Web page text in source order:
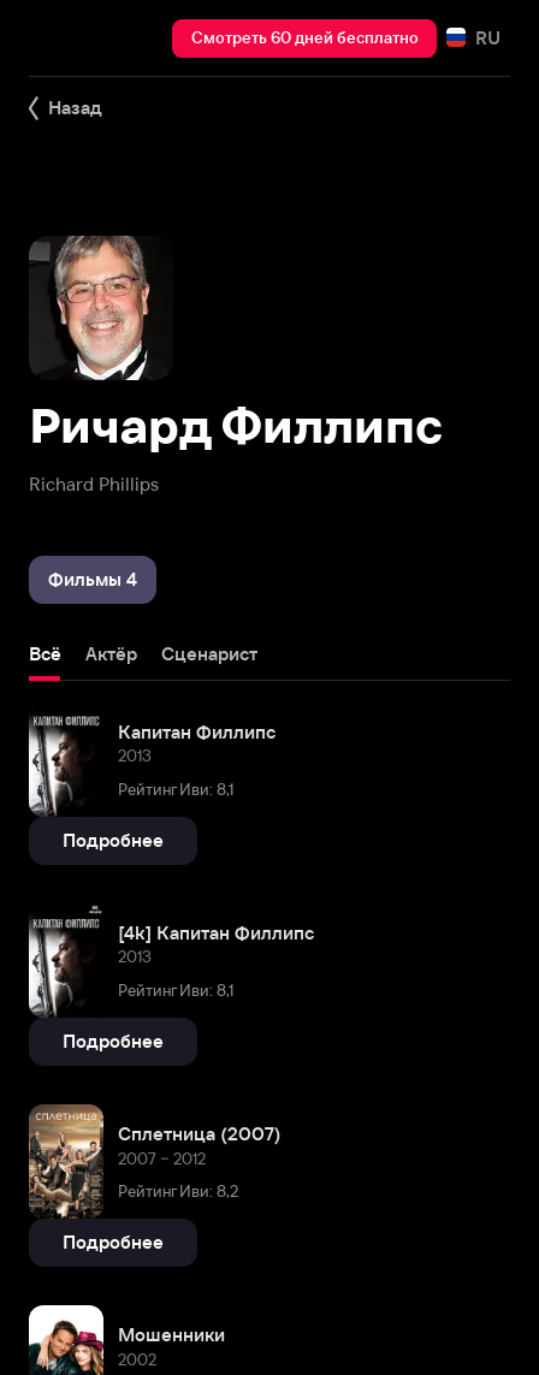
Смотреть 60 дней бесплатно RU
Назад
Richard Phillips
Ричард Филлипс
Фильмы 4
Всё Актёр Сценарист
Капитан Филлипс
2013
Рейтинг Иви: 8,1
Подробнее
[4k] Капитан Филлипс
2013
Рейтинг Иви: 8,1
Подробнее
Сплетница (2007)
2007 – 2012
Рейтинг Иви: 8,2
Подробнее
Мошенники
2002